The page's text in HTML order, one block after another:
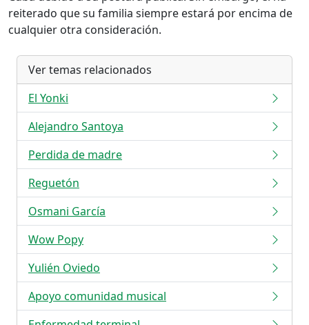
reiterado que su familia siempre estará por encima de
cualquier otra consideración.
Ver temas relacionados
El Yonki
Alejandro Santoya
Perdida de madre
Reguetón
Osmani García
Wow Popy
Yulién Oviedo
Apoyo comunidad musical